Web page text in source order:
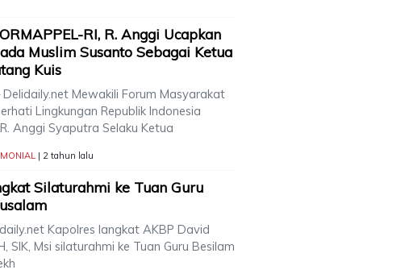
RI, R. Anggi Ucapkan
Muslim Susanto Sebagai Ketua
Kuis
Delidaily.net Mewakili Forum Masyarakat
Lingkungan Republik Indonesia
Anggi Syaputra Selaku Ketua
| 2 tahun lalu
Silaturahmi ke Tuan Guru
Kapolres langkat AKBP David
SIK, Msi silaturahmi ke Tuan Guru Besilam